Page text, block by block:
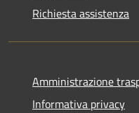
Richiesta assistenza
Amministrazione
Informativa privacy